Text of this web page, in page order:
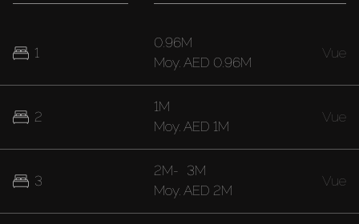
1
2
3
0.96M
Moy. AED 0.96M
Vue
1M
Moy. AED 1M
Vue
2M- 3M
Moy. AED 2M
Vue